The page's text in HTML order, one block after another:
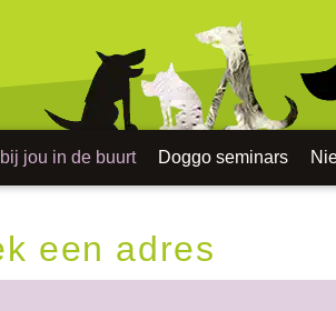
jou in de buurt Doggo seminars
een adres